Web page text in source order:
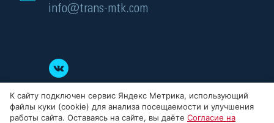
info@trans-mtk.com
К сайту подключен сервис Яндекс Метрика, использующий
файлы куки (cookie) для анализа посещаемости и улучшения
работы сайта. Оставаясь на сайте, вы даёте Согласие на